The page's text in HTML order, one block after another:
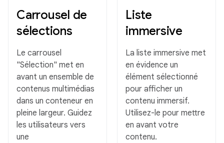
Carrousel de
sélections
Le carrousel
"Sélection" met en
avant un ensemble de
contenus multimédias
dans un conteneur en
pleine largeur. Guidez
les utilisateurs vers
une
Liste
immersive
La liste immersive met
en évidence un
élément sélectionné
pour afficher un
contenu immersif.
Utilisez-le pour mettre
en avant votre
contenu.